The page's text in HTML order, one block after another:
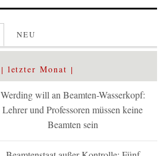
NEU
letzter Monat
Werding will an Beamten-Wasserkopf:
Lehrer und Professoren müssen keine
Beamten sein